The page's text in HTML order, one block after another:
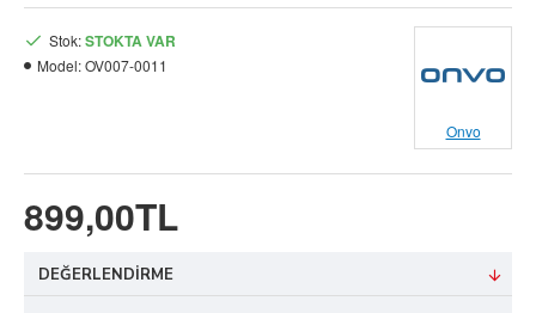
899,00TL
Stok:STOKTA VAR
Model:OV007-0011
Onvo
DEĞERLENDIRME